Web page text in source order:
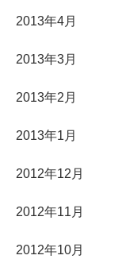
2013年4月
2013年3月
2013年2月
2013年1月
2012年12月
2012年11月
2012年10月